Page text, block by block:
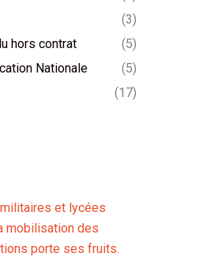
(3)
hors contrat
(5)
Nationale
(5)
(17)
et lycées
mobilisation des
porte ses fruits.